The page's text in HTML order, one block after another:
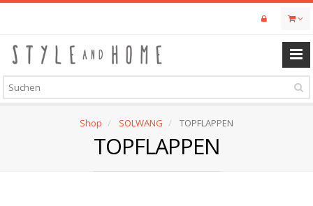
Skip
content
Shop SOLWANG TOPFLAPPEN
TOPFLAPPEN